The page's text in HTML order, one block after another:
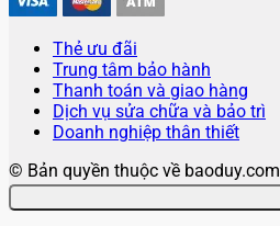
Thẻ ưu đãi
Trung tâm bảo hành
Thanh toán và giao hàng
Dịch vụ sửa chữa và bảo trì
Doanh nghiệp thân thiết
© Bản quyền thuộc về baoduy.com